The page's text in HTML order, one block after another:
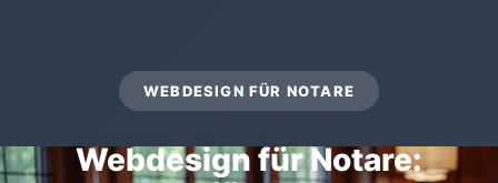
WEBDESIGN FÜR NOTARE
Webdesign für Notare: